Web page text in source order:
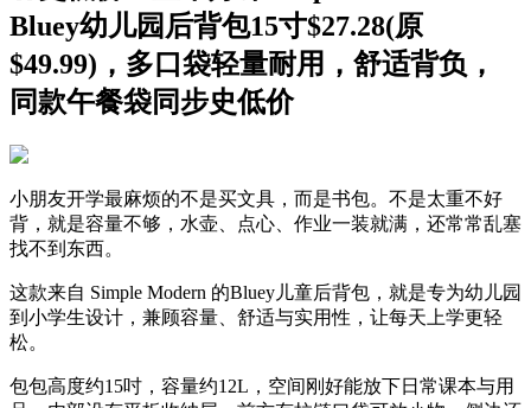
Bluey幼儿园后背包15寸$27.28(原
$49.99)，多口袋轻量耐用，舒适背负，
同款午餐袋同步史低价
小朋友开学最麻烦的不是买文具，而是书包。不是太重不好
背，就是容量不够，水壶、点心、作业一装就满，还常常乱塞
找不到东西。
这款来自 Simple Modern 的Bluey儿童后背包，就是专为幼儿园
到小学生设计，兼顾容量、舒适与实用性，让每天上学更轻
松。
包包高度约15吋，容量约12L，空间刚好能放下日常课本与用